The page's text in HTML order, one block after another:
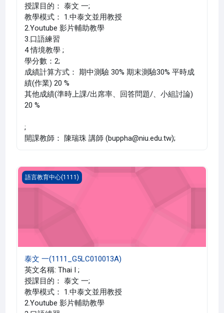
授課目的： 泰文 一;
教學模式： 1.中泰文並用教授
2.Youtube 影片輔助教學
3.口語練習
4 情境教學 ;
學分數：2;
成績計算方式： 期中測驗 30% 期末測驗30% 平時成
績(作業) 20 %
其他成績(準時上課/出席率、回答問題/、小組討論)
20 %
;
開課教師： 陳瑞珠 講師 (buppha@niu.edu.tw);
泰文 一(1111_G5LC010013A)
語言教育中心(1111)
泰文 一(1111_G5LC010013A)
英文名稱: Thai I ;
授課目的： 泰文 一;
教學模式： 1.中泰文並用教授
2.Youtube 影片輔助教學